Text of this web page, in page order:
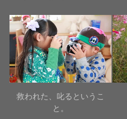
救われた、叱るというこ
と。